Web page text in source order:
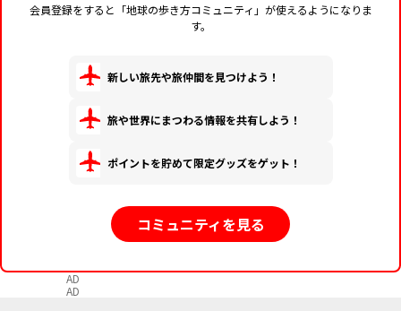
会員登録をすると「地球の歩き方コミュニティ」が使えるようになりま
す。
新しい旅先や旅仲間を見つけよう！
旅や世界にまつわる情報を共有しよう！
ポイントを貯めて限定グッズをゲット！
コミュニティを見る
AD
AD